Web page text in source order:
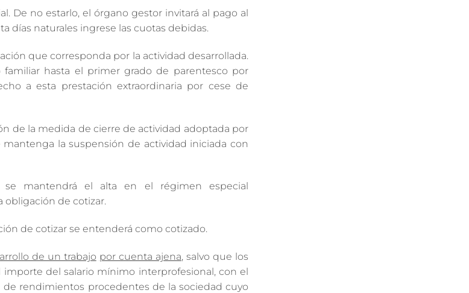
De no estarlo, el órgano gestor invitará al pago al
días naturales ingrese las cuotas debidas.
que corresponda por la actividad desarrollada.
hasta el primer grado de parentesco por
a esta prestación extraordinaria por cese de
de la medida de cierre de actividad adoptada por
la suspensión de actividad iniciada con
mantendrá el alta en el régimen especial
de cotizar.
de cotizar se entenderá como cotizado.
de un trabajo por cuenta ajena, salvo que los
importe del salario mínimo interprofesional, con el
rendimientos procedentes de la sociedad cuyo